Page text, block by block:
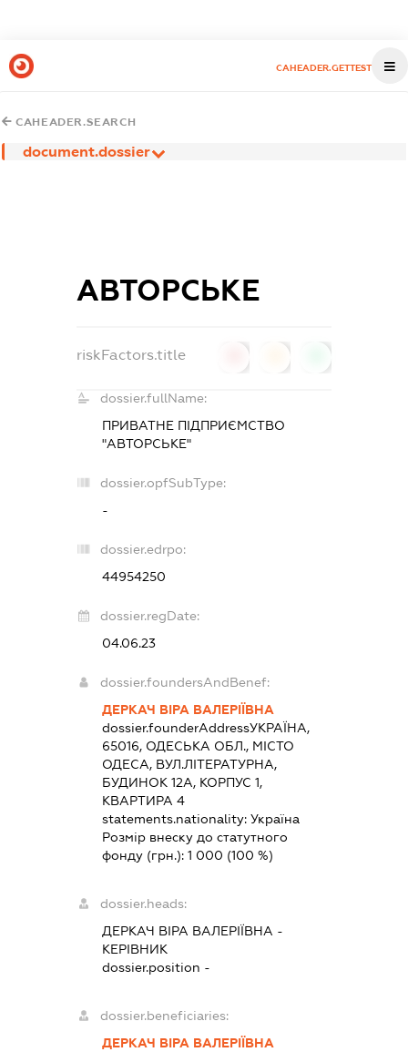
CAHEADER.GETTEST
CAHEADER.SEARCH
document.dossier
АВТОРСЬКЕ
riskFactors.title
dossier.fullName:
ПРИВАТНЕ ПІДПРИЄМСТВО
"АВТОРСЬКЕ"
dossier.opfSubType:
-
dossier.edrpo:
44954250
dossier.regDate:
04.06.23
dossier.foundersAndBenef:
ДЕРКАЧ ВІРА ВАЛЕРІЇВНА
dossier.founderAddressУКРАЇНА,
65016, ОДЕСЬКА ОБЛ., МІСТО
ОДЕСА, ВУЛ.ЛІТЕРАТУРНА,
БУДИНОК 12А, КОРПУС 1,
КВАРТИРА 4
statements.nationality: Україна
Розмір внеску до статутного
фонду (грн.): 1 000 (100 %)
dossier.heads:
ДЕРКАЧ ВІРА ВАЛЕРІЇВНА -
КЕРІВНИК
dossier.position -
dossier.beneficiaries:
ДЕРКАЧ ВІРА ВАЛЕРІЇВНА